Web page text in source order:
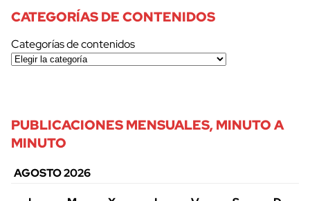
CATEGORÍAS DE CONTENIDOS
Categorías de contenidos
PUBLICACIONES MENSUALES, MINUTO A
MINUTO
AGOSTO 2026